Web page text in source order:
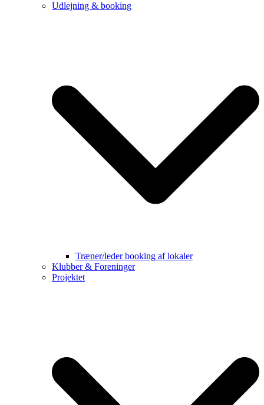
Udlejning & booking
Træner/leder booking af lokaler
Klubber & Foreninger
Projektet